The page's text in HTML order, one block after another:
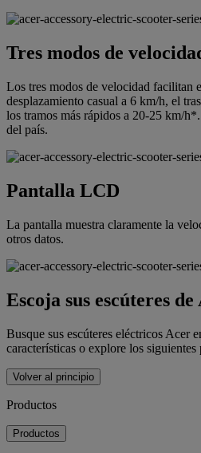
Tres modos de
Los tres modos de velocidad facilitan
desplazamiento casual a 6 km/h, el
los tramos más rápidos a 20-25 km/
del país.
Pantalla LCD
La pantalla muestra claramente la
otros datos.
Escoja sus escúteres
Busque sus escúteres eléctricos Acer
características o explore los siguientes
Volver al principio
Productos
Productos